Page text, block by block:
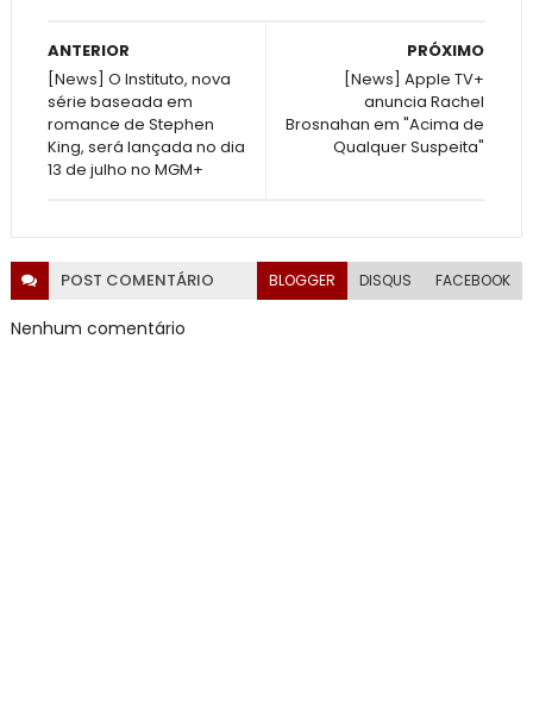
PRÓXIMO
[News] Apple TV+
anuncia Rachel
Brosnahan em "Acima de
Qualquer Suspeita"
ANTERIOR
[News] O Instituto, nova
série baseada em
romance de Stephen
King, será lançada no dia
13 de julho no MGM+
POST COMENTÁRIO BLOGGER DISQUS FACEBOOK
Nenhum comentário